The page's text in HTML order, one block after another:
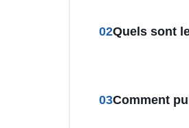
02Quels sont
03Comment